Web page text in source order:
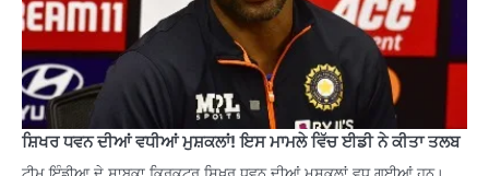
ਸ਼ਿਖਰ ਧਵਨ ਦੀਆਂ ਵਧੀਆਂ ਮੁਸ਼ਕਲਾਂ! ਇਸ ਮਾਮਲੇ ਵਿੱਚ ਈਡੀ ਨੇ ਕੀਤਾ ਤਲਬ